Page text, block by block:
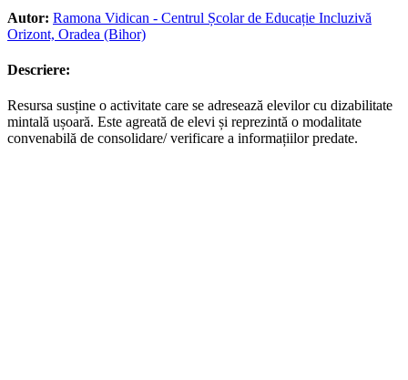
Autor: Ramona Vidican - Centrul Școlar de Educație Incluzivă
Orizont, Oradea (Bihor)
Descriere:
Resursa susține o activitate care se adresează elevilor cu dizabilitate
mintală ușoară. Este agreată de elevi și reprezintă o modalitate
convenabilă de consolidare/ verificare a informațiilor predate.